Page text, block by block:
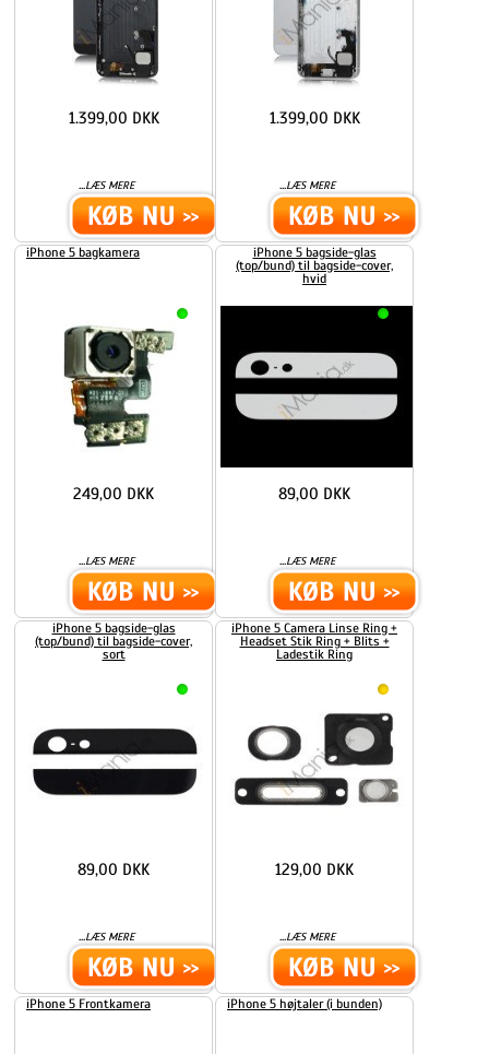
...LÆS MERE
1.399,00 DKK
...LÆS MERE
1.399,00 DKK
iPhone 5 bagkamera
...LÆS MERE
249,00 DKK
iPhone 5 bagside-glas
(top/bund) til bagside-cover,
hvid
...LÆS MERE
89,00 DKK
iPhone 5 bagside-glas
(top/bund) til bagside-cover,
sort
...LÆS MERE
89,00 DKK
iPhone 5 Camera Linse Ring +
Headset Stik Ring + Blits +
Ladestik Ring
...LÆS MERE
129,00 DKK
iPhone 5 Frontkamera iPhone 5 højtaler (i bunden)